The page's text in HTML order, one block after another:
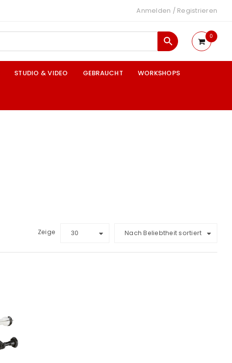
Anmelden / Registrieren
0
STUDIO & VIDEO GEBRAUCHT WORKSHOPS
Nach Beliebtheit sortiert
Zeige 30